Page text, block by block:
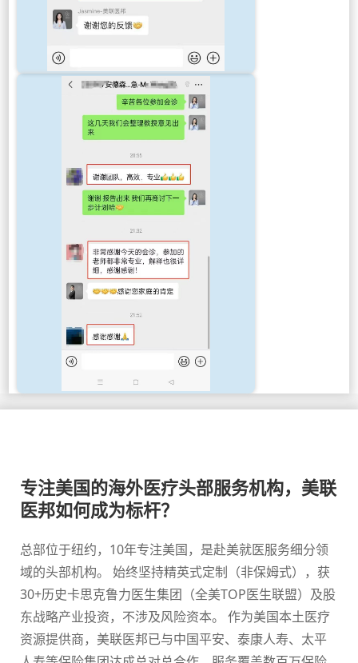
专注美国的海外医疗头部服务机构，美联
医邦如何成为标杆？
总部位于纽约，10年专注美国，是赴美就医服务细分领
域的头部机构。 始终坚持精英式定制（非保姆式），获
30+历史卡思克鲁力医生集团（全美TOP医生联盟）及股
东战略产业投资，不涉及风险资本。 作为美国本土医疗
资源提供商，美联医邦已与中国平安、泰康人寿、太平